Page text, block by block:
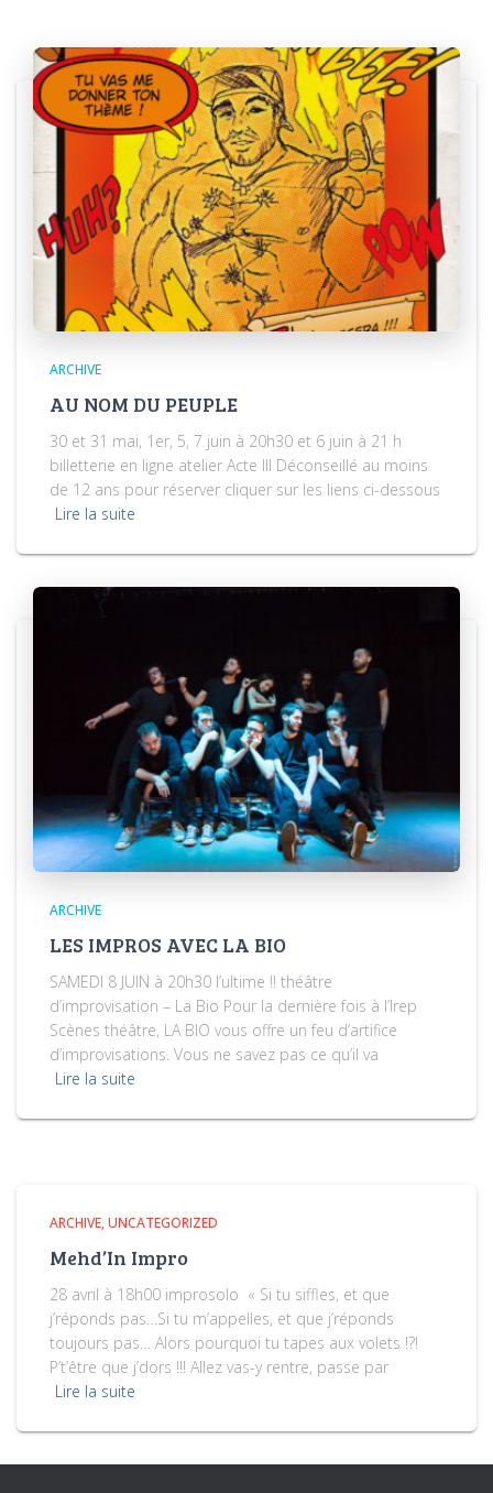
ARCHIVE
AU NOM DU PEUPLE
30 et 31 mai, 1er, 5, 7 juin à 20h30 et 6 juin à 21 h
billetterie en ligne atelier Acte III Déconseillé au moins
de 12 ans pour réserver cliquer sur les liens ci-dessous
Lire la suite
ARCHIVE
LES IMPROS AVEC LA BIO
SAMEDI 8 JUIN à 20h30 l’ultime !! théâtre
d’improvisation – La Bio Pour la dernière fois à l’Irep
Scènes théâtre, LA BIO vous offre un feu d’artifice
d’improvisations. Vous ne savez pas ce qu’il va
Lire la suite
ARCHIVE UNCATEGORIZED
Mehd’In Impro
28 avril à 18h00 improsolo « Si tu siffles, et que
j’réponds pas…Si tu m’appelles, et que j’réponds
toujours pas… Alors pourquoi tu tapes aux volets !?!
P’t’être que j’dors !!! Allez vas-y rentre, passe par
Lire la suite